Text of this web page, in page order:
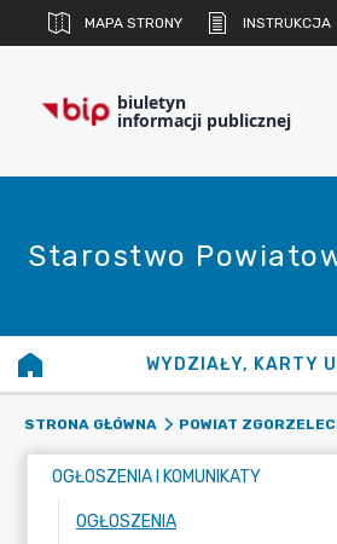
MAPA STRONY INSTRUKCJA
biuletyn
informacji publicznej
Starostwo
WYDZIAŁY, KARTY
STRONA GŁÓWNA POWIAT
OGŁOSZENIA I KOMUNIKATY
OGŁOSZENIA